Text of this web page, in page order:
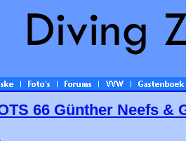
66 Günther Neefs &